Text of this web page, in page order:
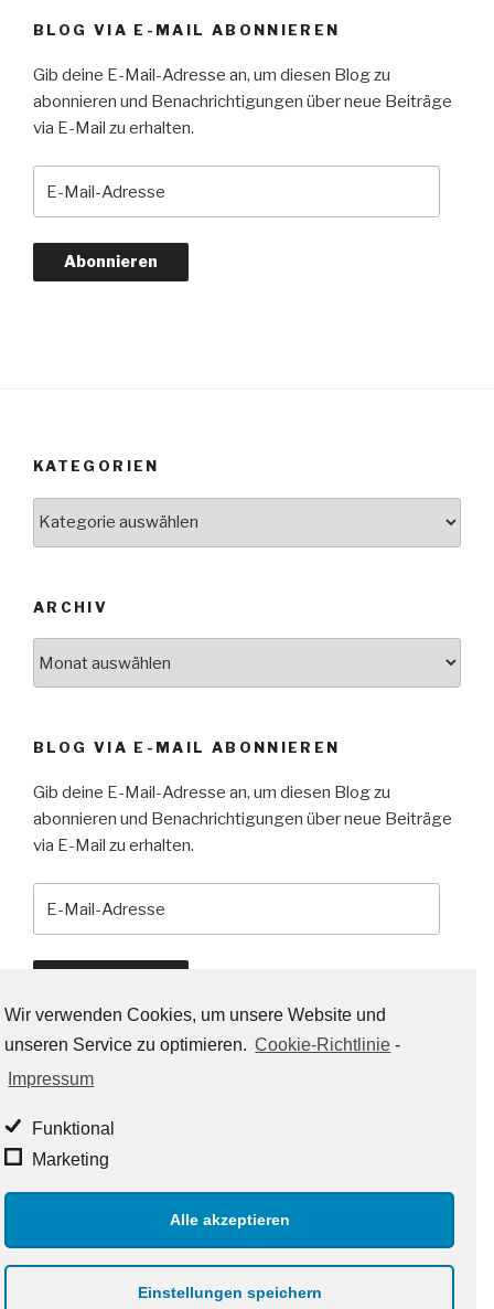
Wir verwenden Cookies, um unsere Website und
unseren Service zu optimieren. Cookie-Richtlinie -
Impressum
Funktional
Marketing
Alle akzeptieren
Einstellungen speichern
BLOG VIA E-MAIL ABONNIEREN
Gib deine E-Mail-Adresse an, um diesen Blog zu
abonnieren und Benachrichtigungen über neue Beiträge
via E-Mail zu erhalten.
Mail-
Abonnieren
KATEGORIEN
ARCHIV
BLOG VIA E-MAIL ABONNIEREN
Gib deine E-Mail-Adresse an, um diesen Blog zu
abonnieren und Benachrichtigungen über neue Beiträge
via E-Mail zu erhalten.
Mail-
RSS-LINKS:
RSS - Beiträge
RSS - Kommentare
Impressum und Datenschutz
Stolz präsentiert von